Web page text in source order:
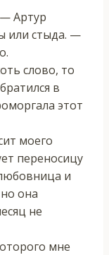
Артур
или стыда. —
слово, то
в
этот
моего
переносицу
и
она
не
мне